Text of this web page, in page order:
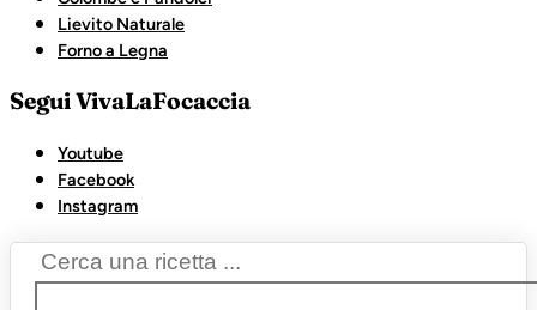
Lievito Naturale
Forno a Legna
Segui VivaLaFocaccia
Youtube
Facebook
Instagram
Search
...